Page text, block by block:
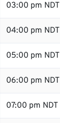
03:00 pm NDT
04:00 pm NDT
05:00 pm NDT
06:00 pm NDT
07:00 pm NDT